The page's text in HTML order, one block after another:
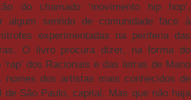
do chamado ‘movimento hip hop’,
algum sentido de comunidade face à
experimentadas na periferia das
O livro procura dizer, na forma do
dos Racionais e das letras de Mano
nomes dos artistas mais conhecidos de
de São Paulo, capital. Mas que não haja